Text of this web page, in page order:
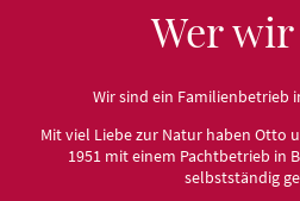
Wer
Wir sind ein Familienbetrieb
Mit viel Liebe zur Natur haben Otto
1951 mit einem Pachtbetrieb in
selbstständig